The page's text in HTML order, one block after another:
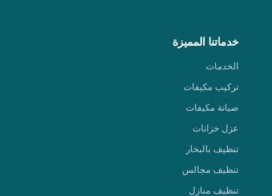
خدماتنا المميزة
الخدمات
تركيب مكيفات
صيانة مكيفات
عزل خزانات
تنظيف بالبخار
تنظيف مجالس
تنظيف منازل